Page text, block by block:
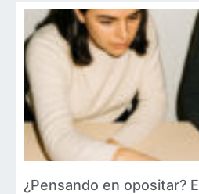
¿Pensando en opositar?